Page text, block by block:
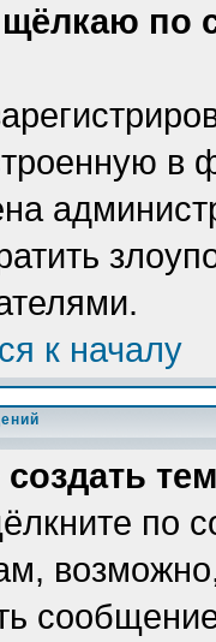
щёлкаю по
в
к началу
создать
по